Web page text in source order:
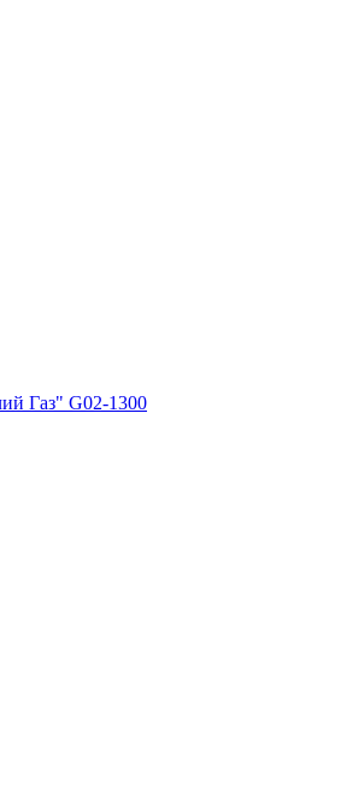
Газ" G02-1300